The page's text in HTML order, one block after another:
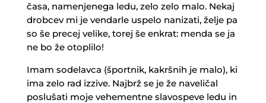
časa, namenjenega ledu, zelo zelo malo. Nekaj
drobcev mi je vendarle uspelo nanizati, želje pa
so še precej velike, torej še enkrat: menda se ja
ne bo že otoplilo!
Imam sodelavca (športnik, kakršnih je malo), ki
ima zelo rad izzive. Najbrž se je že naveličal
poslušati moje vehementne slavospeve ledu in